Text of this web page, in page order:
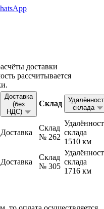
доставки
рассчитывается
Доставка
(без
НДС)
Склад
склада
Доставка
Склад
№ 262
склада
1510 км
Доставка
Склад
№ 305
склада
1716 км